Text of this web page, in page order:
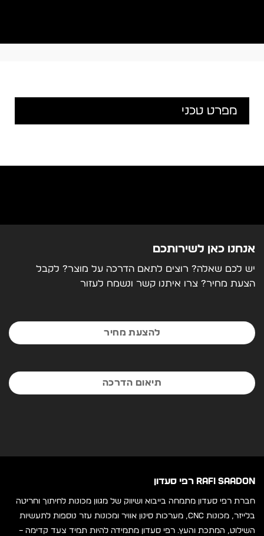
מפרט טכני
אנחנו כאן לשירותכם
יש לכם שאלה? רוצים לתאם הדרכה על מוצר? לקבל
הצעת מחיר? צרו איתנו קשר ונשמח לעזור
להצעת מחיר
תיאום הדרכה
RAFI SAADON רפי סעדון
חברת רפי סעדון מתמחה בייבוא ושיווק של מגוון מכונות לחיתוך וחריטה
בלייזר, מכונות CNC, מערכות סינון אוויר ומכונות עזר נוספות לתעשיות
השילוט, המתכת והעץ. רפי סעדון מתמידה להיות תמיד צעד קדימה –